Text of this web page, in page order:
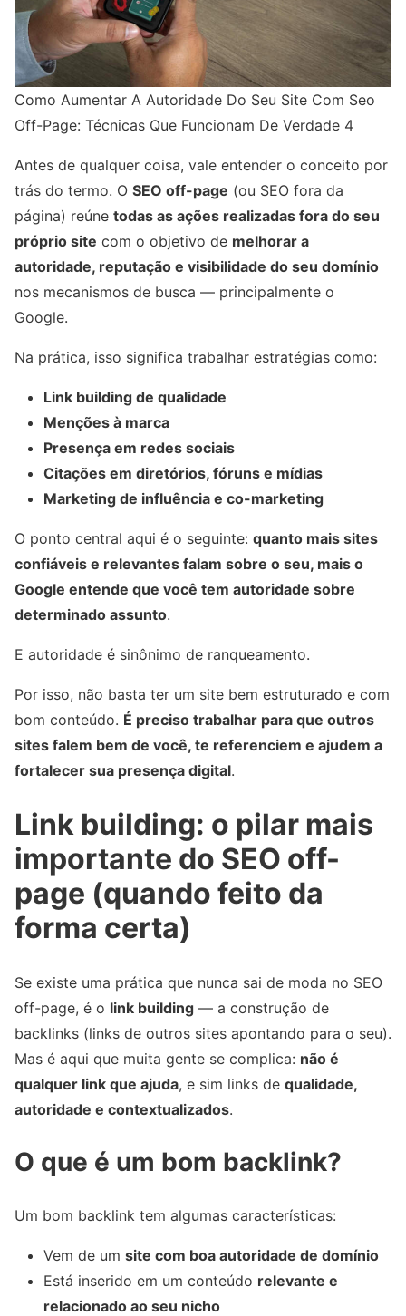
Como Aumentar A Autoridade Do Seu Site Com Seo
Off-Page: Técnicas Que Funcionam De Verdade 4
Antes de qualquer coisa, vale entender o conceito por
trás do termo. O SEO off-page (ou SEO fora da
página) reúne todas as ações realizadas fora do seu
próprio site com o objetivo de melhorar a
autoridade, reputação e visibilidade do seu domínio
nos mecanismos de busca — principalmente o
Google.
Na prática, isso significa trabalhar estratégias como:
Link building de qualidade
Menções à marca
Presença em redes sociais
Citações em diretórios, fóruns e mídias
Marketing de influência e co-marketing
O ponto central aqui é o seguinte: quanto mais sites
confiáveis e relevantes falam sobre o seu, mais o
Google entende que você tem autoridade sobre
determinado assunto.
E autoridade é sinônimo de ranqueamento.
Por isso, não basta ter um site bem estruturado e com
bom conteúdo. É preciso trabalhar para que outros
sites falem bem de você, te referenciem e ajudem a
fortalecer sua presença digital.
Link building: o pilar mais
importante do SEO off-
page (quando feito da
forma certa)
Se existe uma prática que nunca sai de moda no SEO
off-page, é o link building — a construção de
backlinks (links de outros sites apontando para o seu).
Mas é aqui que muita gente se complica: não é
qualquer link que ajuda, e sim links de qualidade,
autoridade e contextualizados.
O que é um bom backlink?
Um bom backlink tem algumas características:
Vem de um site com boa autoridade de domínio
Está inserido em um conteúdo relevante e
relacionado ao seu nicho